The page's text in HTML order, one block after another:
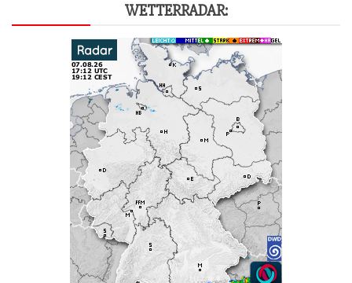
WET­TER­RA­DAR: